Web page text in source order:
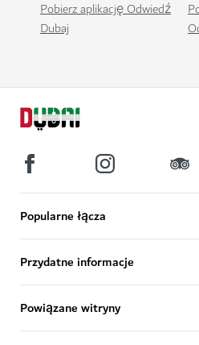
Pobierz aplikację Odwiedź
Dubaj
Popularne łącza
Przydatne informacje
Powiązane witryny